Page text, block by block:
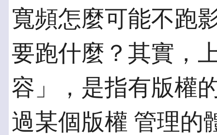
寬頻怎麼可能不跑
要跑什麼？其實，
容」，是指有版權
過某個版權 管理的